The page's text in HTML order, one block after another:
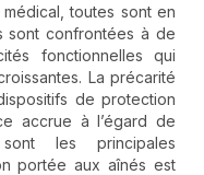
toutes sont en
sont confrontées à de
fonctionnelles qui
La précarité
de protection
accrue à l’égard de
les principales
portée aux aînés est